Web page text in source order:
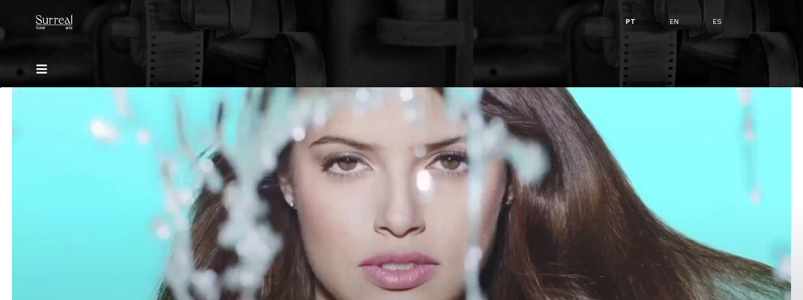
Conteúdo de marca
PT EN ES